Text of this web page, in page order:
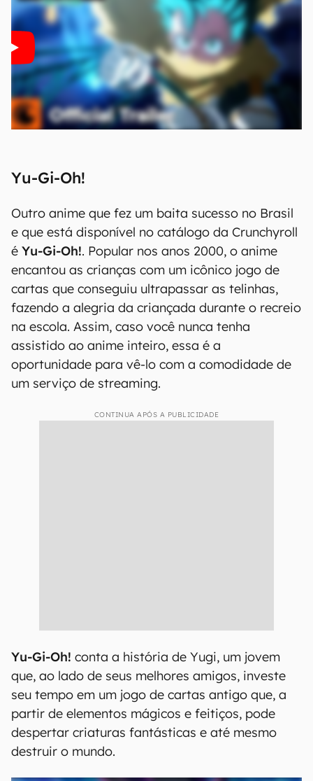
Yu-Gi-Oh!
Outro anime que fez um baita sucesso no Brasil
e que está disponível no catálogo da Crunchyroll
é Yu-Gi-Oh!. Popular nos anos 2000, o anime
encantou as crianças com um icônico jogo de
cartas que conseguiu ultrapassar as telinhas,
fazendo a alegria da criançada durante o recreio
na escola. Assim, caso você nunca tenha
assistido ao anime inteiro, essa é a
oportunidade para vê-lo com a comodidade de
um serviço de streaming.
CONTINUA APÓS A PUBLICIDADE
Yu-Gi-Oh! conta a história de Yugi, um jovem
que, ao lado de seus melhores amigos, investe
seu tempo em um jogo de cartas antigo que, a
partir de elementos mágicos e feitiços, pode
despertar criaturas fantásticas e até mesmo
destruir o mundo.